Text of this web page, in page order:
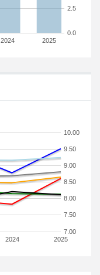
2024 2025
0.0
2.5
2024 2025
7.00
7.50
8.00
8.50
9.00
9.50
10.00